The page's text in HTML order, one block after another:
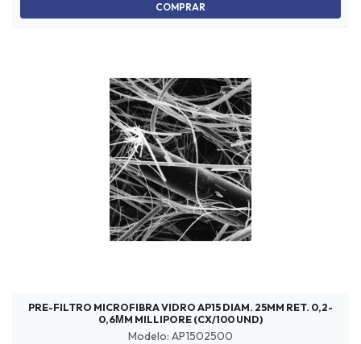
COMPRAR
PRE-FILTRO MICROFIBRA VIDRO AP15 DIAM. 25MM RET. 0,2-
0,6ΜM MILLIPORE (CX/100 UND)
Modelo: AP1502500